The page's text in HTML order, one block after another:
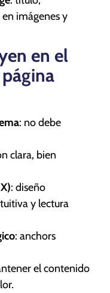
imágenes y
en el
: no debe
clara, bien
: diseño
y lectura
: anchors
el contenido